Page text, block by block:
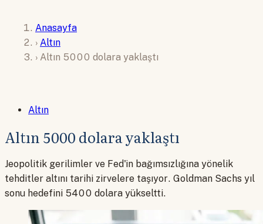
Anasayfa
› Altın
› Altın 5000 dolara yaklaştı
Altın
Altın 5000 dolara yaklaştı
Jeopolitik gerilimler ve Fed'in bağımsızlığına yönelik
tehditler altını tarihi zirvelere taşıyor. Goldman Sachs yıl
sonu hedefini 5400 dolara yükseltti.